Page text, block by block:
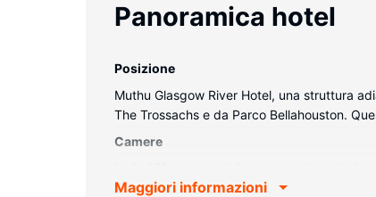
Panoramica hotel
Posizione
Muthu Glasgow River Hotel, una struttura
The Trossachs e da Parco Bellahouston.
Camere
cortesia gratuiti e asciugacapelli. I comfort
Maggiori informazioni